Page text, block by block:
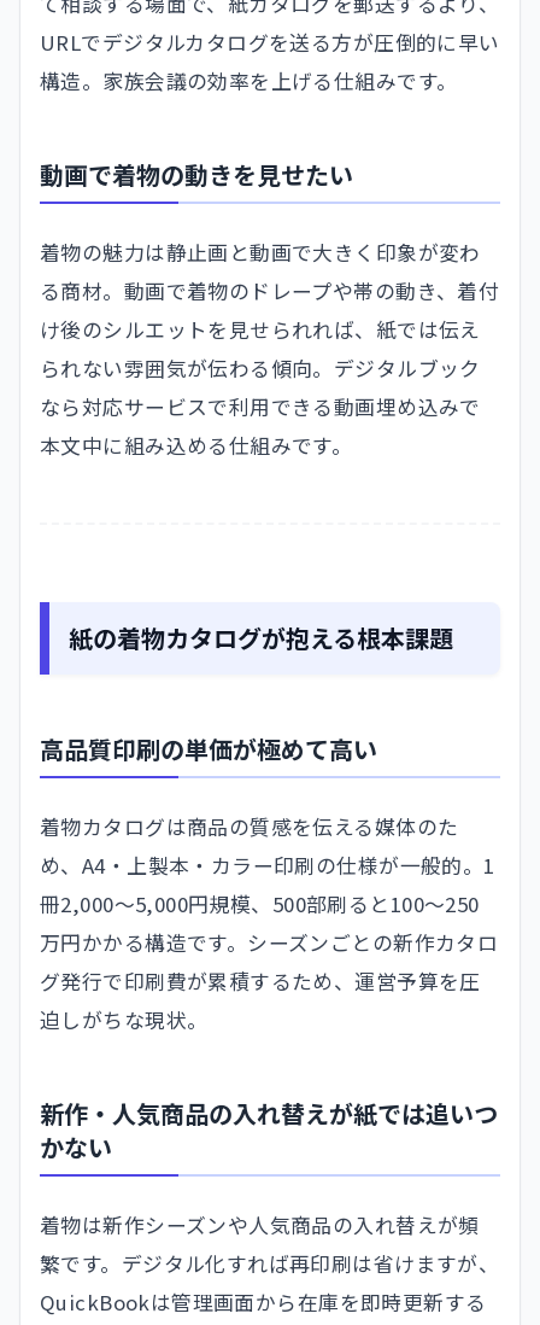
URLでデジタルカタログを送る方が圧倒的に早い
構造。家族会議の効率を上げる仕組みです。
動画で着物の動きを見せたい
着物の魅力は静止画と動画で大きく印象が変わ
る商材。動画で着物のドレープや帯の動き、着付
け後のシルエットを見せられれば、紙では伝え
られない雰囲気が伝わる傾向。デジタルブック
なら対応サービスで利用できる動画埋め込みで
本文中に組み込める仕組みです。
紙の着物カタログが抱える根本課題
高品質印刷の単価が極めて高い
着物カタログは商品の質感を伝える媒体のた
め、A4・上製本・カラー印刷の仕様が一般的。1
冊2,000〜5,000円規模、500部刷ると100〜250
万円かかる構造です。シーズンごとの新作カタロ
グ発行で印刷費が累積するため、運営予算を圧
迫しがちな現状。
新作・人気商品の入れ替えが紙では追いつ
かない
着物は新作シーズンや人気商品の入れ替えが頻
繁です。デジタル化すれば再印刷は省けますが、
QuickBookは管理画面から在庫を即時更新する